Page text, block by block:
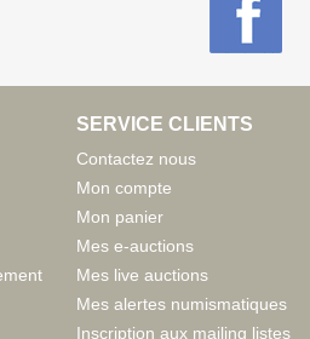
SERVICE CLIENTS
Contactez nous
Mon compte
Mon panier
Mes e-auctions
Mes live auctions
Mes alertes numismatiques
Inscription aux mailing listes